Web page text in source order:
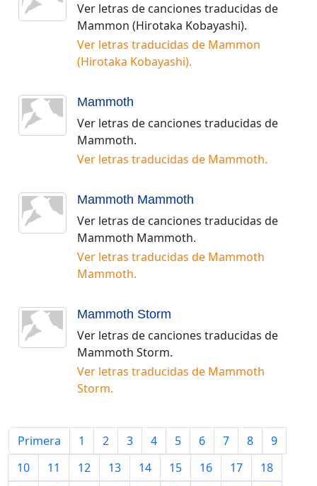
Ver letras de canciones traducidas de
Mammon (Hirotaka Kobayashi).
Ver letras traducidas de Mammon
(Hirotaka Kobayashi).
Mammoth
Ver letras de canciones traducidas de
Mammoth.
Ver letras traducidas de Mammoth.
Mammoth Mammoth
Ver letras de canciones traducidas de
Mammoth Mammoth.
Ver letras traducidas de Mammoth
Mammoth.
Mammoth Storm
Ver letras de canciones traducidas de
Mammoth Storm.
Ver letras traducidas de Mammoth
Storm.
Primera 1 2 3 4 5 6 7 8
9
10
11 12 13 14 15 16 17
18